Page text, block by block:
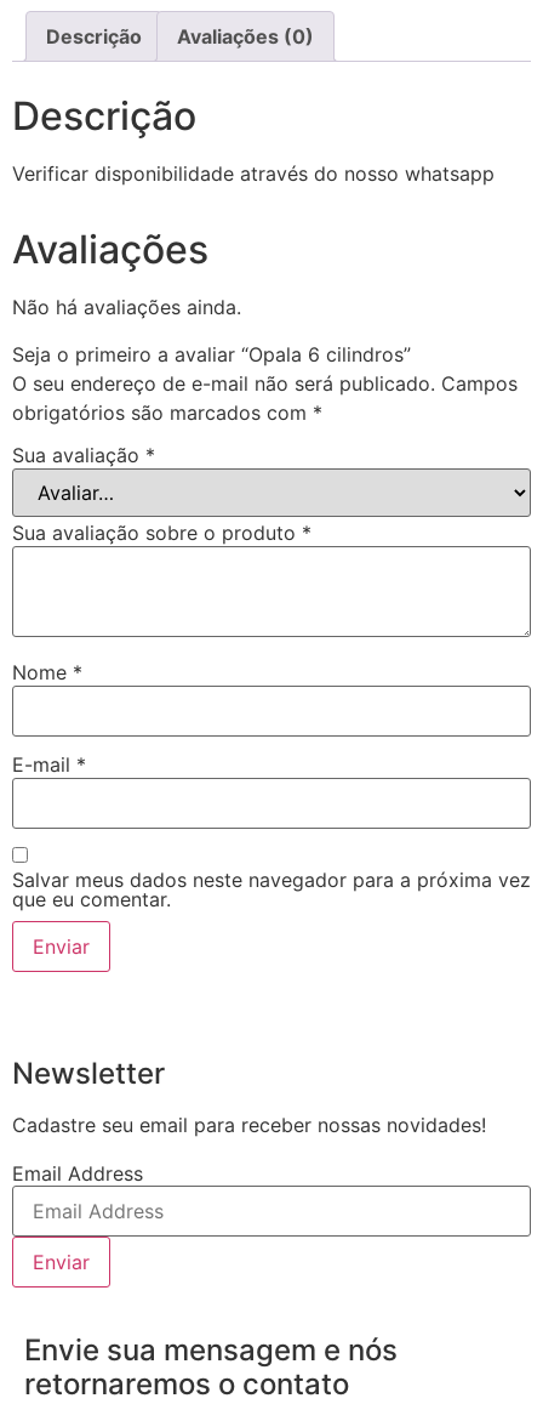
Descrição Avaliações (0)
Descrição
Verificar disponibilidade através do nosso whatsapp
Avaliações
Não há avaliações ainda.
Seja o primeiro a avaliar “Opala 6 cilindros”
O seu endereço de e-mail não será publicado. Campos
obrigatórios são marcados com *
Sua avaliação *
Sua avaliação sobre o produto *
Nome *
E-mail *
Salvar meus dados neste navegador para a próxima vez
que eu comentar.
Newsletter
Cadastre seu email para receber nossas novidades!
Email Address
Enviar
Envie sua mensagem e nós
retornaremos o contato